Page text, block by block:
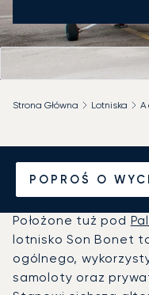
POPROŚ O
Strona Główna Lotniska
Prywatny
Aerodrom
Położone tuż pod
lotnisko Son Bonet
ogólnego,
samoloty oraz